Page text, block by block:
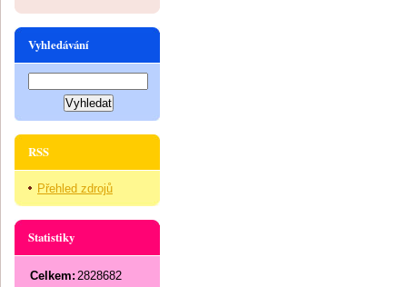
Vyhledávání
RSS
Přehled zdrojů
Statistiky
Celkem: 2828682